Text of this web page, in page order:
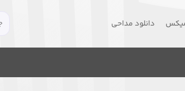
دانلود مداحی